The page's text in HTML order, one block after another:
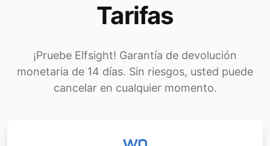
Tarifas
¡Pruebe Elfsight! Garantía de devolución
monetaria de 14 días. Sin riesgos, usted puede
cancelar en cualquier momento.